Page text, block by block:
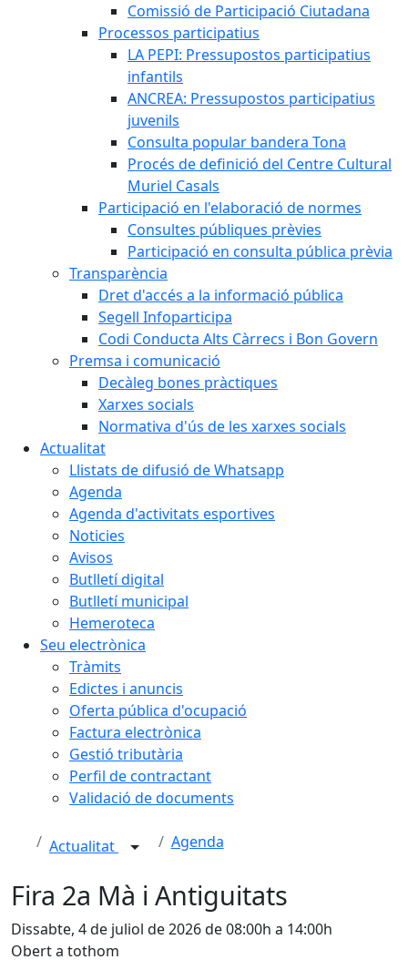
Comissió de Participació Ciutadana
Processos participatius
LA PEPI: Pressupostos participatius
infantils
ANCREA: Pressupostos participatius
juvenils
Consulta popular bandera Tona
Procés de definició del Centre Cultural
Muriel Casals
Participació en l'elaboració de normes
Consultes públiques prèvies
Participació en consulta pública prèvia
Transparència
Dret d'accés a la informació pública
Segell Infoparticipa
Codi Conducta Alts Càrrecs i Bon Govern
Premsa i comunicació
Decàleg bones pràctiques
Xarxes socials
Normativa d'ús de les xarxes socials
Actualitat
Llistats de difusió de Whatsapp
Agenda
Agenda d'activitats esportives
Noticies
Avisos
Butlletí digital
Butlletí municipal
Hemeroteca
Seu electrònica
Tràmits
Edictes i anuncis
Oferta pública d'ocupació
Factura electrònica
Gestió tributària
Perfil de contractant
Validació de documents
Actualitat Agenda
Fira 2a Mà i Antiguitats
Dissabte, 4 de juliol de 2026 de 08:00h a 14:00h
Obert a tothom